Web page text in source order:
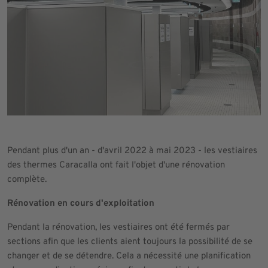
Pendant plus d'un an - d'avril 2022 à mai 2023 - les vestiaires
des thermes Caracalla ont fait l'objet d'une rénovation
complète.
Rénovation en cours d'exploitation
Pendant la rénovation, les vestiaires ont été fermés par
sections afin que les clients aient toujours la possibilité de se
changer et de se détendre. Cela a nécessité une planification